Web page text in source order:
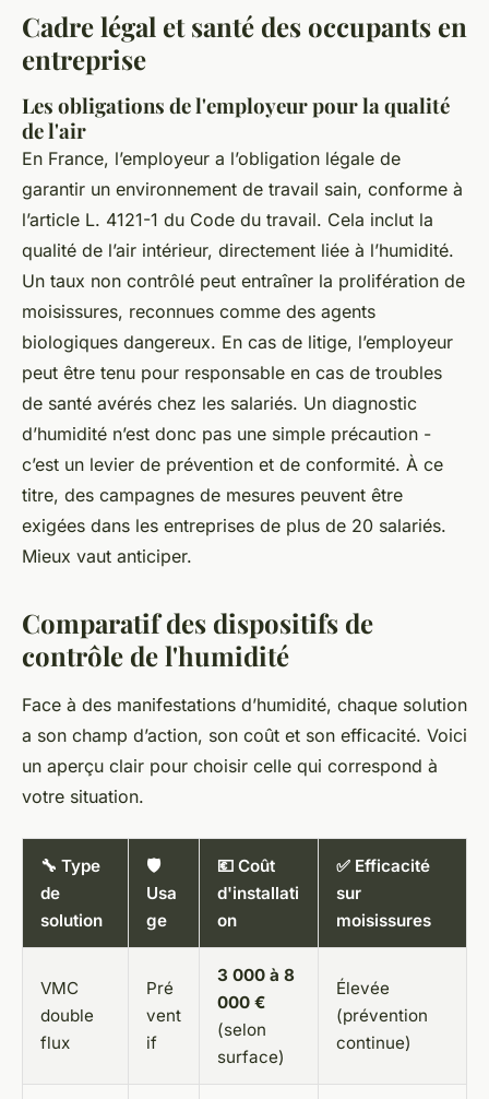
Cadre légal et santé des occupants en
entreprise
Les obligations de l'employeur pour la qualité
de l'air
En France, l’employeur a l’obligation légale de
garantir un environnement de travail sain, conforme à
l’article L. 4121-1 du Code du travail. Cela inclut la
qualité de l’air intérieur, directement liée à l’humidité.
Un taux non contrôlé peut entraîner la prolifération de
moisissures, reconnues comme des agents
biologiques dangereux. En cas de litige, l’employeur
peut être tenu pour responsable en cas de troubles
de santé avérés chez les salariés. Un diagnostic
d’humidité n’est donc pas une simple précaution -
c’est un levier de prévention et de conformité. À ce
titre, des campagnes de mesures peuvent être
exigées dans les entreprises de plus de 20 salariés.
Mieux vaut anticiper.
Comparatif des dispositifs de
contrôle de l'humidité
Face à des manifestations d’humidité, chaque solution
a son champ d’action, son coût et son efficacité. Voici
un aperçu clair pour choisir celle qui correspond à
votre situation.
🔧 Type
de
solution
🛡️
Usa
ge
💶 Coût
d'installati
on
✅ Efficacité
sur
moisissures
VMC
double
flux
Pré
vent
if
3 000 à 8
000 €
(selon
surface)
Élevée
(prévention
continue)